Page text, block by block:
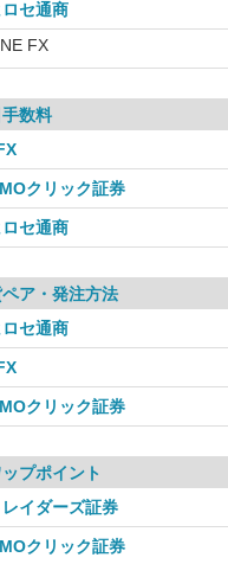
ロセ通商
FX
数料
クリック証券
ロセ通商
ア・発注方法
ロセ通商
クリック証券
ップポイント
レイダーズ証券
クリック証券